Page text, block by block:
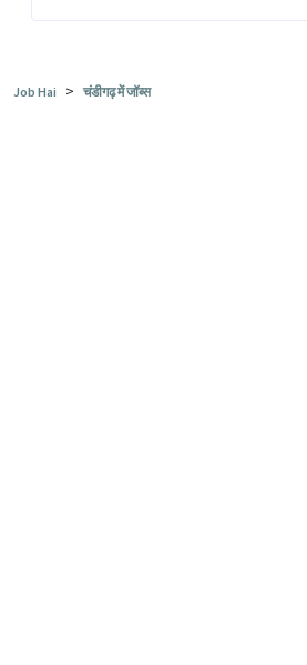
Job Hai > चंडीगढ़ में जॉब्स